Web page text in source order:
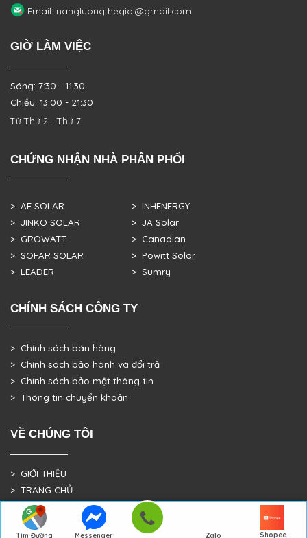
Tìm Đường Messenger Zalo Shopee
Email: nangluongthegioi@gmail.com
GIỜ LÀM VIỆC
Sáng: 7:30 - 11:30
Chiều: 13:00 - 21:30
Từ Thứ 2 - Thứ 7
CHỨNG NHẬN NHÀ PHÂN PHỐI
> AE SOLAR
> JINKO SOLAR
> GROWATT
> SOFAR SOLAR
> LEADER
> INHENERGY
> JA Solar
> Canadian
> Powitt Solar
> Sumry
CHÍNH SÁCH CÔNG TY
> Chính sách bán hàng
> Chính sách bảo hành và đổi trả
> Chính sách bảo mật thông tin
> Thông tin chuyển khoản
VỀ CHÚNG TÔI
> GIỚI THIỆU
> TRANG CHỦ
> DỰ ÁN THỰC TẾ